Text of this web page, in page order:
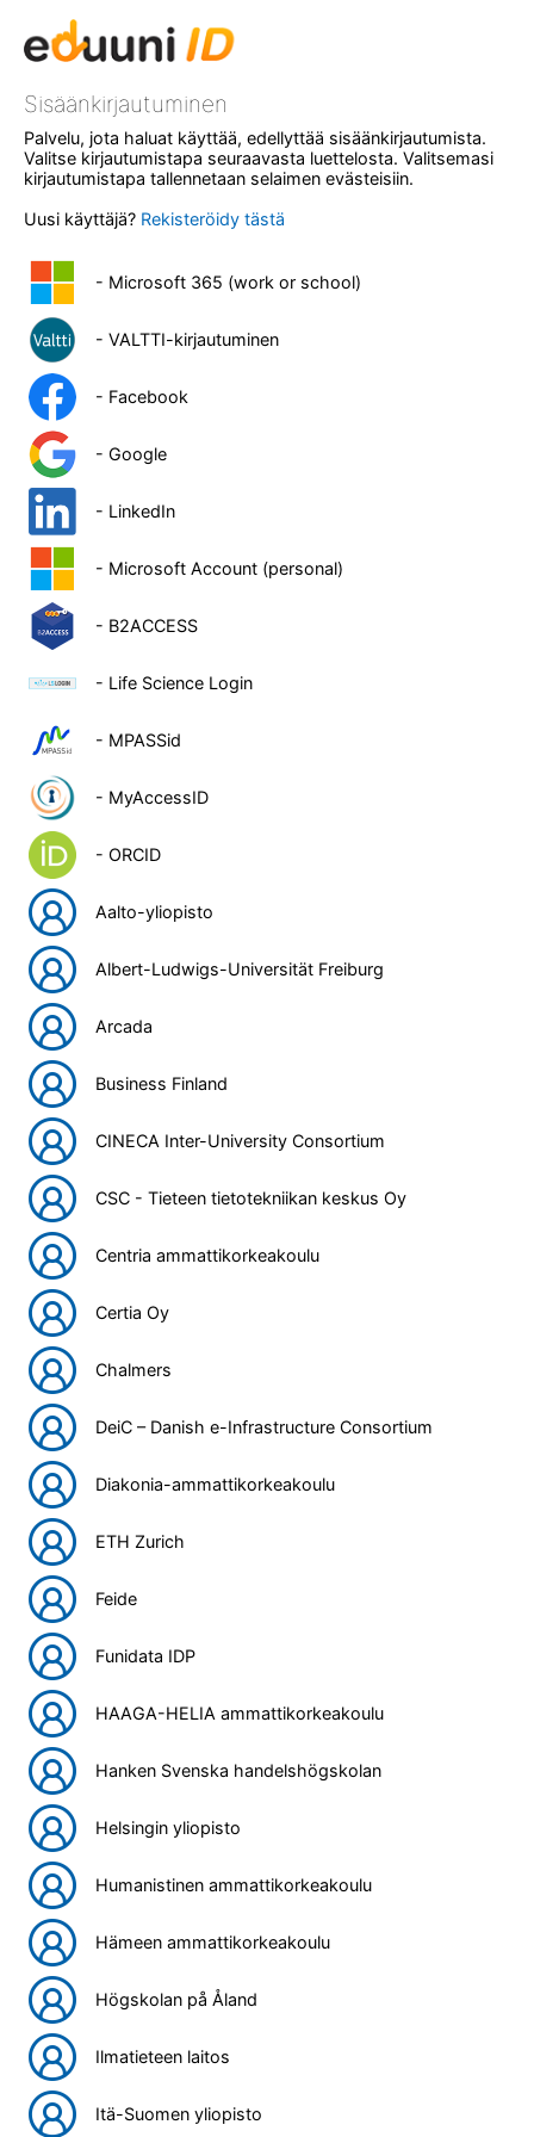
Sisäänkirjautuminen
Palvelu, jota haluat käyttää, edellyttää sisäänkirjautumista.
Valitse kirjautumistapa seuraavasta luettelosta. Valitsemasi
kirjautumistapa tallennetaan selaimen evästeisiin.
Uusi käyttäjä? Rekisteröidy tästä
- Microsoft 365 (work or school)
- VALTTI-kirjautuminen
- Facebook
- Google
- LinkedIn
- Microsoft Account (personal)
- B2ACCESS
- Life Science Login
- MPASSid
- MyAccessID
- ORCID
Aalto-yliopisto
Albert-Ludwigs-Universität Freiburg
Arcada
Business Finland
CINECA Inter-University Consortium
CSC - Tieteen tietotekniikan keskus Oy
Centria ammattikorkeakoulu
Certia Oy
Chalmers
DeiC – Danish e-Infrastructure Consortium
Diakonia-ammattikorkeakoulu
ETH Zurich
Feide
Funidata IDP
HAAGA-HELIA ammattikorkeakoulu
Hanken Svenska handelshögskolan
Helsingin yliopisto
Humanistinen ammattikorkeakoulu
Hämeen ammattikorkeakoulu
Högskolan på Åland
Ilmatieteen laitos
Itä-Suomen yliopisto